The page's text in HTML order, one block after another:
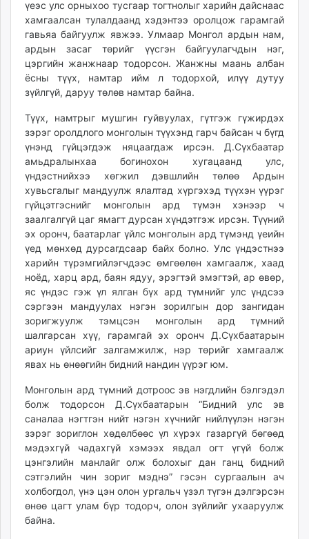
үеэс улс орныхоо тусгаар тогтнолыг харийн дайснаас
хамгаалсан тулалдаанд хэдэнтээ оролцож гарамгай
гавьяа байгуулж явжээ. Улмаар Монгол ардын нам,
ардын засаг төрийг үүсгэн байгуулагчдын нэг,
цэргийн жанжнаар тодорсон. Жанжны маань албан
ёсны түүх, намтар ийм л тодорхой, илүү дутуу
зүйлгүй, даруу төлөв намтар байна.
Түүх, намтрыг мушгин гуйвуулах, гүтгэж гүжирдэх
зэрэг оролдлого монголын түүхэнд гарч байсан ч бүгд
үнэнд гүйцэгдэж няцаагдаж ирсэн. Д.Сүхбаатар
амьдралынхаа богинохон хугацаанд улс,
үндэстнийхээ хөгжил дэвшлийн төлөө Ардын
хувьсгалыг мандуулж ялалтад хүргэхэд түүхэн үүрэг
гүйцэтгэснийг монголын ард түмэн хэнээр ч
заалгалгүй цаг ямагт дурсан хүндэтгэж ирсэн. Түүний
эх оронч, баатарлаг үйлс монголын ард түмэнд үеийн
үед мөнхөд дурсагдсаар байх болно. Улс үндэстнээ
харийн түрэмгийлэгчдээс өмгөөлөн хамгаалж, хаад
ноёд, харц ард, баян ядуу, эрэгтэй эмэгтэй, ар өвөр,
яс үндэс гэж үл ялган бүх ард түмнийг улс үндсээ
сэргээн мандуулах нэгэн зорилгын дор зангидан
зоригжуулж тэмцсэн монголын ард түмний
шалгарсан хүү, гарамгай эх оронч Д.Сүхбаатарын
ариун үйлсийг залгамжилж, нэр төрийг хамгаалж
явах нь өнөөгийн бидний нандин үүрэг юм.
Монголын ард түмний дотроос эв нэгдлийн бэлгэдэл
болж тодорсон Д.Сүхбаатарын “Бидний улс эв
саналаа нэгтгэн нийт нэгэн хүчнийг нийлүүлэн нэгэн
зэрэг зориглон хөдөлбөөс үл хүрэх газаргүй бөгөөд
мэдэхгүй чадахгүй хэмээх явдал огт үгүй болж
цэнгэлийн манлайг олж болохыг дан ганц бидний
сэтгэлийн чин зориг мэднэ” гэсэн сургаалын ач
холбогдол, үнэ цэн олон ургальч үзэл түгэн дэлгэрсэн
өнөө цагт улам бүр тодорч, олон зүйлийг ухааруулж
байна.